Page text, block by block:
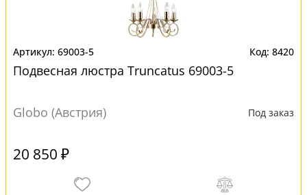
69003-5 8420
Подвесная люстра Truncatus 69003-5
Globo (Австрия) Под заказ
20 850 ₽